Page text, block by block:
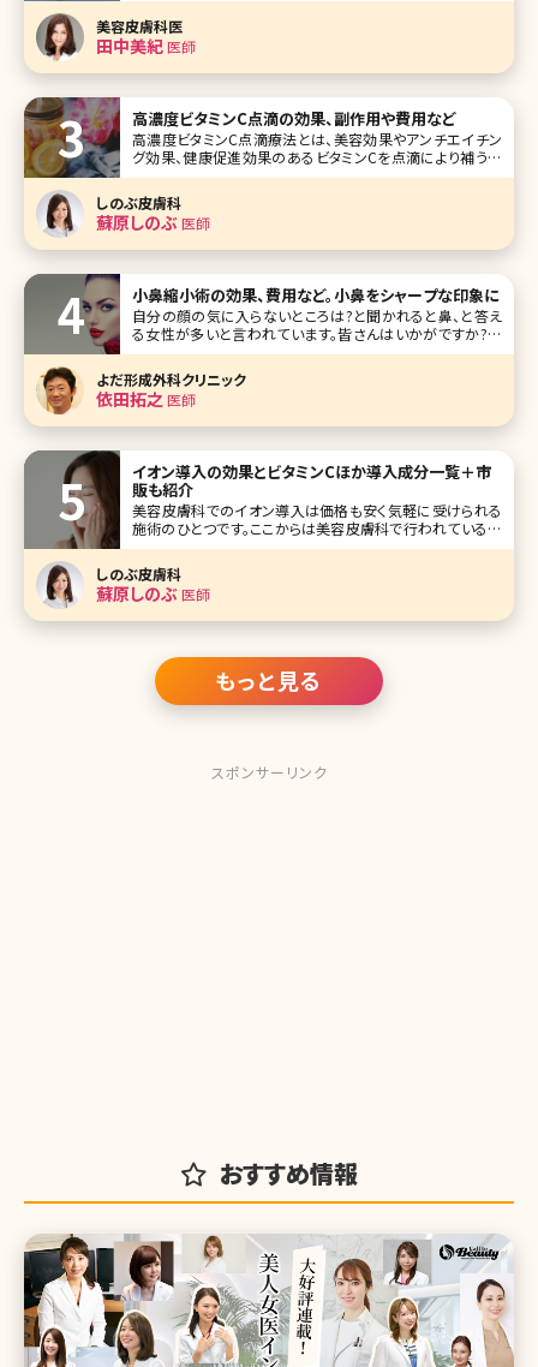
たり、負荷がかかることによって毛穴が広がってしまい目立
ってしまうなどトラブルの原因となります。 ハイドラフェイシ
ャルはピーリングの
美容皮膚科医
田中美紀医師
高濃度ビタミンC点滴の効果、副作用や費用など
高濃度ビタミンC点滴療法とは、美容効果やアンチエイチン
グ効果、健康促進効果のあるビタミンCを点滴により補う美
容方法です。ビタミンCは体内で作り出すことができない栄養
素なので、高い濃度の状態で補うと効果があるといわれてい
ます。今回は、気になる高濃度
しのぶ皮膚科
蘇原しのぶ医師
小鼻縮小術の効果、費用など。小鼻をシャープな印象に
自分の顔の気に入らないところは?と聞かれると鼻、と答え
る女性が多いと言われています。皆さんはいかがですか?筆
者も笑うと鼻が横に広がるのが悩みです。「鼻がもう少し小
さかったら、美人になれるのに」と思っている方も多いのでは
ないでしょうか。ここでは顔の印象を大きく左右する鼻を小さ
くする方法・小鼻縮小術が
よだ形成外科クリニック
依田拓之医師
イオン導入の効果とビタミンCほか導入成分一覧＋市
販も紹介
美容皮膚科でのイオン導入は価格も安く気軽に受けられる
施術のひとつです。ここからは美容皮膚科で行われている最
新のイオン導入の施術について詳しく説明していきます。 2-
1.美容皮膚科のイオン導入は何が違うの? ■マシンの性能
が高い イ
しのぶ皮膚科
蘇原しのぶ医師
もっと見る
スポンサーリンク
おすすめ情報